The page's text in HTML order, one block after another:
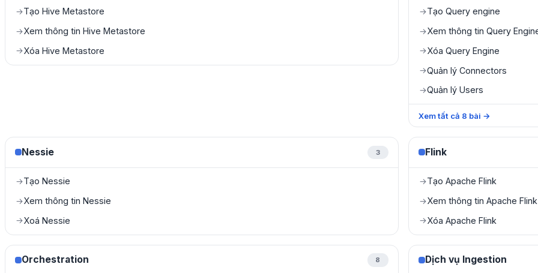
→Tạo Hive Metastore
→Xem thông tin Hive Metastore
→Xóa Hive Metastore
→Tạo Query engine
→Xem thông tin Query
→Xóa Query Engine
→Quản lý Connectors
→Quản lý Users
Xem tất cả 8 bài →
Nessie 3
→Tạo Nessie
→Xem thông tin Nessie
→Xoá Nessie
Flink
→Tạo Apache Flink
→Xem thông tin Apache Flink
→Xóa Apache Flink
Orchestration 8 Dịch vụ Ingestion